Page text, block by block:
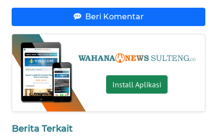
Beri Komentar
Install Aplikasi
Berita Terkait
NUSANTARA
WN
JOGJA
WN
JATIM
WN